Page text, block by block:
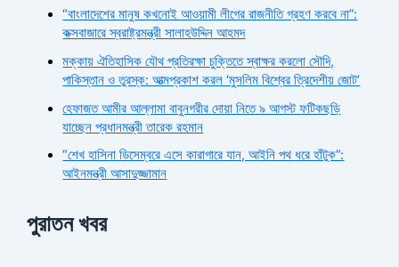
“বাংলাদেশের মানুষ কখনোই আওয়ামী লীগের রাজনীতি গ্রহণ করবে না”:
কক্সবাজারে স্বরাষ্ট্রমন্ত্রী সালাহউদ্দিন আহমদ
মক্কায় ঐতিহাসিক যৌথ প্রতিরক্ষা চুক্তিতে স্বাক্ষর করলো সৌদি,
পাকিস্তান ও তুরস্ক: আত্মপ্রকাশ করল ‘মুসলিম বিশ্বের ত্রিদেশীয় জোট’
হেফাজত আমীর আল্লামা বাবুনগরীর দোয়া নিতে ৯ আগস্ট ফটিকছড়ি
যাচ্ছেন প্রধানমন্ত্রী তারেক রহমান
“শেখ হাসিনা ডিসেম্বরে এসে কারাগারে যান, আইনি পথ ধরে হাঁটুক”:
আইনমন্ত্রী আসাদুজ্জামান
পুরাতন খবর